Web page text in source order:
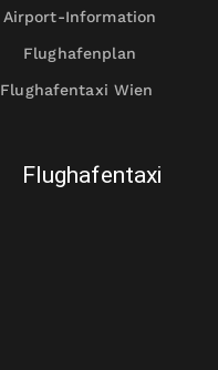
Airport-Information
Flughafenplan
Flughafentaxi Wien
Flughafentaxi